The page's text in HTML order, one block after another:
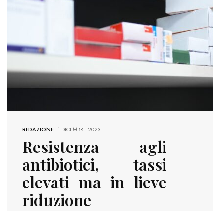
REDAZIONE-1 DICEMBRE 2023
Resistenza agli
antibiotici, tassi
elevati ma in lieve
riduzione